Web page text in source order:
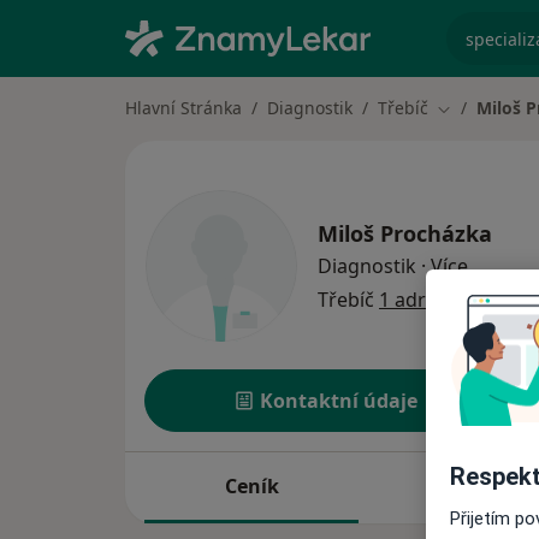
Hlavní Stránka Diagnostik Třebíč ZměnaMiloš
Miloš Procházka
Diagnostik · Víceo
Třebíč 1 adresa
Kontaktní údaje
Ceník Adresy
Přijetím